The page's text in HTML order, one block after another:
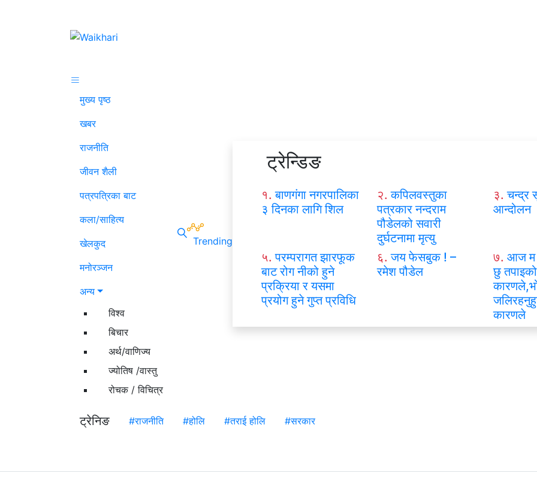
मुख्य पृष्ठ
खबर
राजनीति
जीवन शैली
पत्रपत्रिका बाट
कला/साहित्य
खेलकुद
मनोरञ्जन
अन्य
विश्व
बिचार
अर्थ/वाणिज्य
ज्योतिष /वास्तु
रोचक / विचित्र
Trending
ट्रेन्डिङ
१. बाणगंगा नगरपालिका
३ दिनका लागि शिल
२. कपिलवस्तुका
पत्रकार नन्दराम
पौडेलको सवारी
दुर्घटनामा मृत्यु
३. चन्द्र
आन्दोलन
५. परम्परागत झारफूक
बाट रोग नीको हुने
प्रक्रिया र यसमा
प्रयोग हुने गुप्त प्रविधि
६. जय फेसबुक ! –
रमेश पौडेल
७. आज म
छु तपाइको
कारणले
ट्रेनिङ #राजनीति #होलि #तराई होलि #सरकार